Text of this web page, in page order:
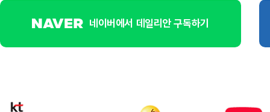
네이버에서 데일리안 구독하기